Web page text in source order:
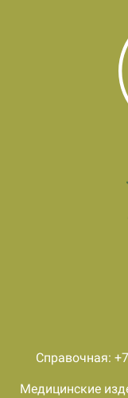
Справочная:
Медицинские